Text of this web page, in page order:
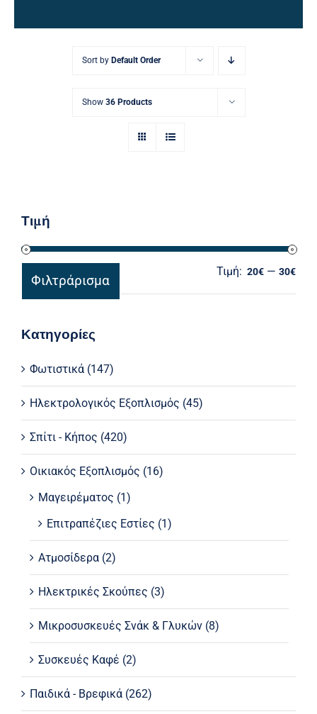
Sort by Default Order
Show 36 Products
Τιμή
τιμή
τιμή
Φιλτράρισμα
Τιμή: 20€ —30€
Κατηγορίες
Φωτιστικά (147)
Ηλεκτρολογικός Εξοπλισμός (45)
Σπίτι - Κήπος (420)
Οικιακός Εξοπλισμός (16)
Μαγειρέματος (1)
Επιτραπέζιες Εστίες (1)
Ατμοσίδερα (2)
Ηλεκτρικές Σκούπες (3)
Μικροσυσκευές Σνάκ & Γλυκών (8)
Συσκευές Καφέ (2)
Παιδικά - Βρεφικά (262)